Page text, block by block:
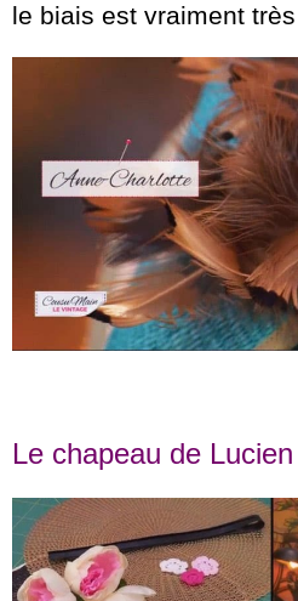
le biais est vraiment
Le chapeau de Lucien